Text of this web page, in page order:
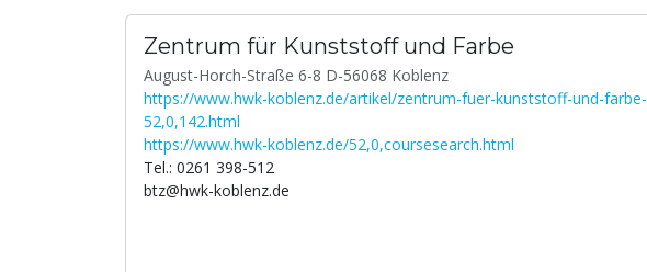
Zentrum für Kunststoff und Farbe
August-Horch-Straße 6-8 D-56068 Koblenz
https://www.hwk-koblenz.de/artikel/zentrum-fuer-kunststoff-und-farbe-
52,0,142.html
https://www.hwk-koblenz.de/52,0,coursesearch.html
Tel.: 0261 398-512
btz@hwk-koblenz.de